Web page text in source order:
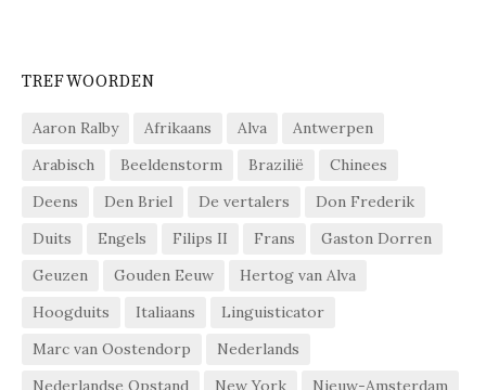
TREFWOORDEN
Aaron Ralby Afrikaans Alva
Antwerpen
Arabisch
Beeldenstorm Brazilië
Chinees
Deens
Den Briel De vertalers
Don Frederik
Duits
Engels Filips II Frans
Gaston Dorren
Geuzen
Gouden Eeuw
Hertog van Alva
Hoogduits
Italiaans
Linguisticator
Marc van Oostendorp
Nederlands
Nederlandse Opstand
New York
Nieuw-Amsterdam